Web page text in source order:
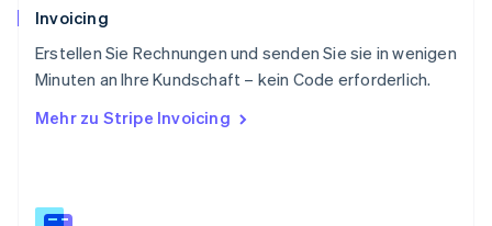
Invoicing
Erstellen Sie Rechnungen und senden Sie sie in wenigen
Minuten an Ihre Kundschaft – kein Code erforderlich.
Mehr zu Stripe Invoicing
Singapur
English简体中文
Slowakei
Slowenien
English